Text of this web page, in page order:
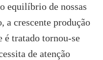
equilíbrio de nossas
a crescente produção
é tratado tornou-se
de atenção